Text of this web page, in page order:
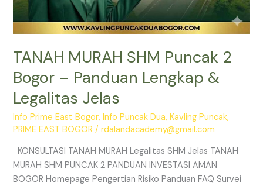
TANAH MURAH SHM Puncak 2
Bogor – Panduan Lengkap &
Legalitas Jelas
Info Prime East Bogor,Info Puncak Dua,Kavling Puncak,
PRIME EAST BOGOR /rdalandacademy@gmail.com
KONSULTASI TANAH MURAH Legalitas SHM Jelas TANAH
MURAH SHM PUNCAK 2 PANDUAN INVESTASI AMAN
BOGOR Homepage Pengertian Risiko Panduan FAQ Survei